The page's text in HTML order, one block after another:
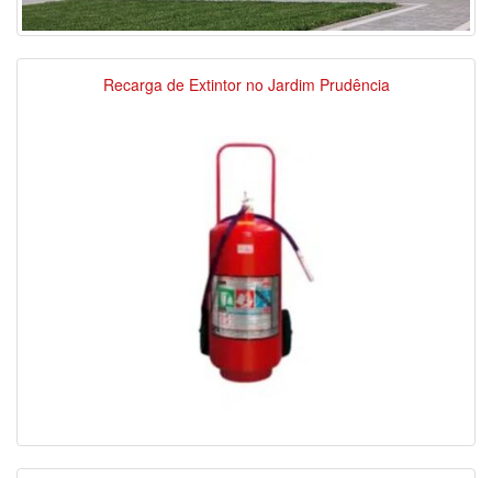
Recarga de Extintor no Jardim Prudência